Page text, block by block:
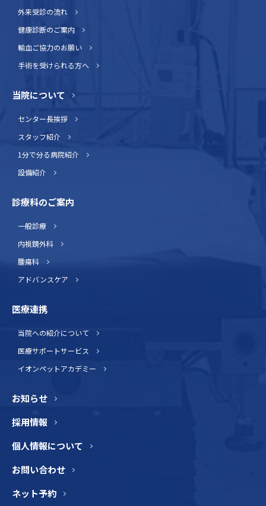
外来受診の流れ
健康診断のご案内
輸血ご協力のお願い
手術を受けられる方へ
当院について
センター長挨拶
スタッフ紹介
1分で分る病院紹介
設備紹介
診療科のご案内
一般診療
内視鏡外科
腫瘍科
アドバンスケア
医療連携
当院への紹介について
医療サポートサービス
イオンペットアカデミー
お知らせ
採用情報
個人情報について
お問い合わせ
ネット予約